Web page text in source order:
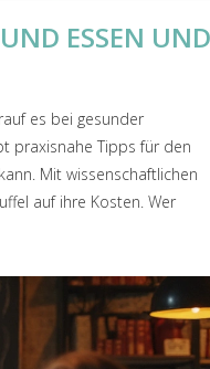
ESSEN UND
es bei gesunder
praxisnahe Tipps für den
Mit wissenschaftlichen
auf ihre Kosten. Wer